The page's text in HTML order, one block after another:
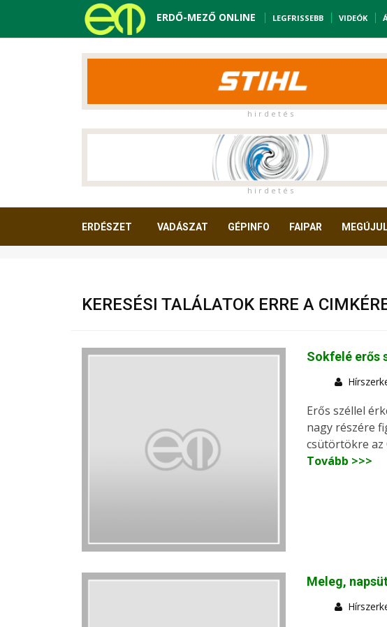
ERDŐ-MEZŐ ONLINE LEGFRISSEBB VIDEÓK
h i r d e t é s
h i r d e t é s
ERDÉSZET VADÁSZAT GÉPINFO FAIPAR
KERESÉSI TALÁLATOK ERRE A
Sokfelé erős
Erős széllel
nagy részére
csütörtökre az
Tovább >>>
Meleg,